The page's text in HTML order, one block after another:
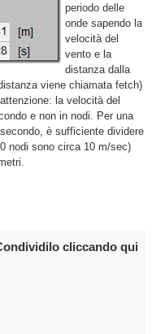
periodo delle
onde sapendo la
velocità del
vento e la
distanza dalla
viene chiamata fetch)
la velocità del
e non in nodi. Per una
è sufficiente dividere
nodi sono circa 10 m/sec)
cliccando qui